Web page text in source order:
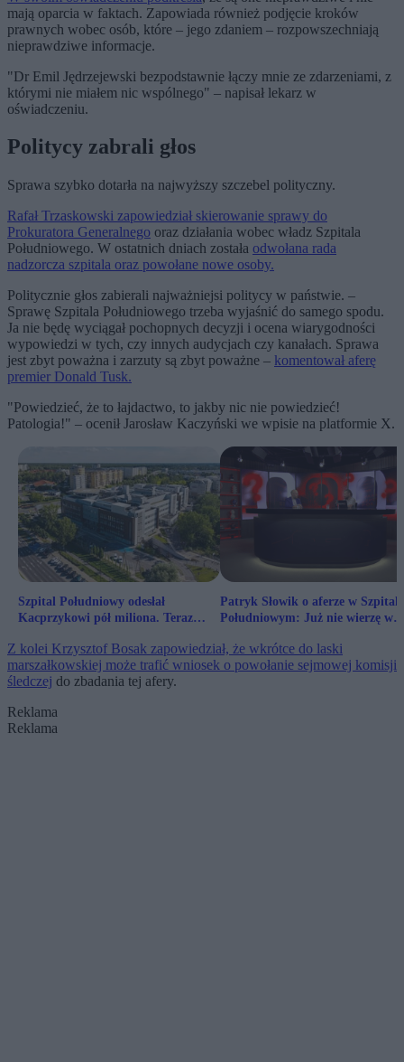
mają oparcia w faktach. Zapowiada również podjęcie kroków
prawnych wobec osób, które – jego zdaniem – rozpowszechniają
nieprawdziwe informacje.
"Dr Emil Jędrzejewski bezpodstawnie łączy mnie ze zdarzeniami, z
którymi nie miałem nic wspólnego" – napisał lekarz w
oświadczeniu.
Politycy zabrali głos
Sprawa szybko dotarła na najwyższy szczebel polityczny.
Rafał Trzaskowski zapowiedział skierowanie sprawy do
Prokuratora Generalnego oraz działania wobec władz Szpitala
Południowego. W ostatnich dniach została odwołana rada
nadzorcza szpitala oraz powołane nowe osoby.
Politycznie głos zabierali najważniejsi politycy w państwie. –
Sprawę Szpitala Południowego trzeba wyjaśnić do samego spodu.
Ja nie będę wyciągał pochopnych decyzji i ocena wiarygodności
wypowiedzi w tych, czy innych audycjach czy kanałach. Sprawa
jest zbyt poważna i zarzuty są zbyt poważne – komentował aferę
premier Donald Tusk.
"Powiedzieć, że to łajdactwo, to jakby nic nie powiedzieć!
Patologia!" – ocenił Jarosław Kaczyński we wpisie na platformie X.
Szpital Południowy odesłał
Kacprzykowi pół miliona. Teraz
Patryk Słowik o aferze w
Południowym: Już nie wierzę w
Z kolei Krzysztof Bosak zapowiedział, że wkrótce do laski
marszałkowskiej może trafić wniosek o powołanie sejmowej komisji
śledczej do zbadania tej afery.
Reklama
Reklama